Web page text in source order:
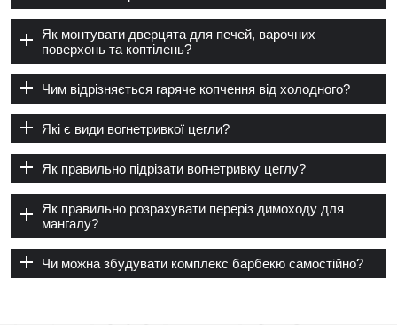
Як монтувати дверцята для печей, варочних
поверхонь та коптілень?
Чим відрізняється гаряче копчення від холодного?
Які є види вогнетривкої цегли?
Як правильно підрізати вогнетривку цеглу?
Як правильно розрахувати переріз димоходу для
мангалу?
Чи можна збудувати комплекс барбекю самостійно?